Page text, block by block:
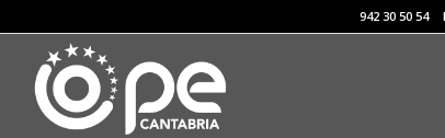
942 30 50 54